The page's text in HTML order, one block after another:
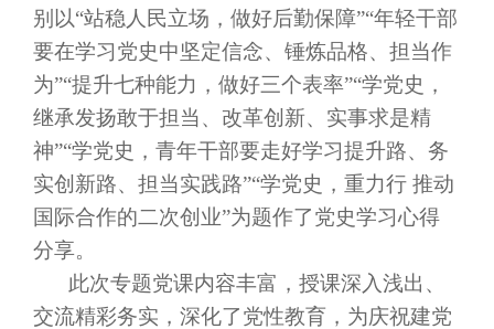
别以“站稳人民立场，做好后勤保障”“年轻干部
要在学习党史中坚定信念、锤炼品格、担当作
为”“提升七种能力，做好三个表率”“学党史，
继承发扬敢于担当、改革创新、实事求是精
神”“学党史，青年干部要走好学习提升路、务
实创新路、担当实践路”“学党史，重力行 推动
国际合作的二次创业”为题作了党史学习心得
分享。
此次专题党课内容丰富，授课深入浅出、
交流精彩务实，深化了党性教育，为庆祝建党